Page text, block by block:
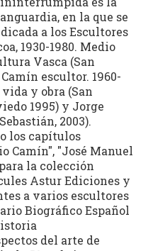
en la que se
a los Escultores
1930-1980. Medio
Vasca (San
escultor. 1960-
vida y obra (San
1995) y Jorge
2003).
los capítulos
Camín", "José Manuel
la colección
Astur Ediciones y
a varios escultores
Biográfico Español
del arte de